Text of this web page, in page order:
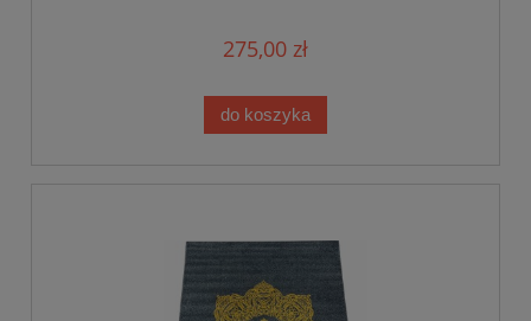
275,00 zł
do koszyka